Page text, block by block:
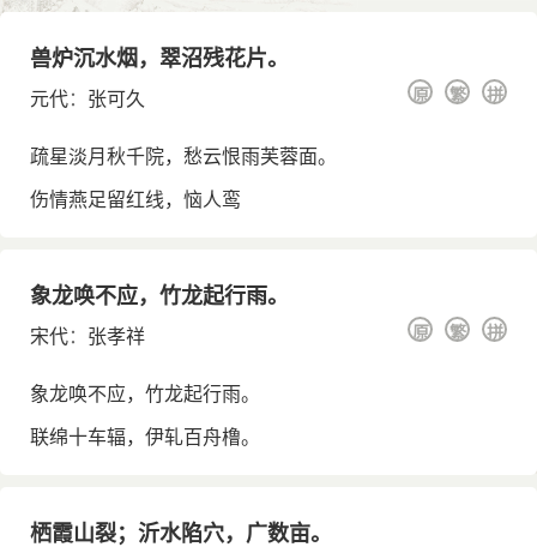
兽炉沉水烟，翠沼残花片。
元代： 张可久 拼
繁
原
疏星淡月秋千院，愁云恨雨芙蓉面。
伤情燕足留红线，恼人鸾
象龙唤不应，竹龙起行雨。
宋代： 张孝祥 拼
繁
原
象龙唤不应，竹龙起行雨。
联绵十车辐，伊轧百舟橹。
栖霞山裂；沂水陷穴，广数亩。